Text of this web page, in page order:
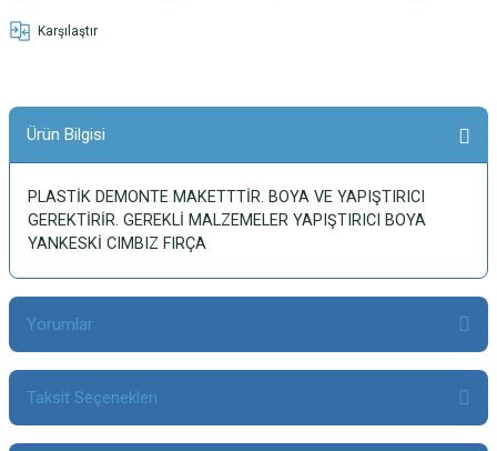
Karşılaştır
Ürün Bilgisi
PLASTİK DEMONTE MAKETTTİR. BOYA VE YAPIŞTIRICI
GEREKTİRİR. GEREKLİ MALZEMELER YAPIŞTIRICI BOYA
YANKESKİ CIMBIZ FIRÇA
Yorumlar
Bu ürüne ilk yorumu siz yapın!
Taksit Seçenekleri